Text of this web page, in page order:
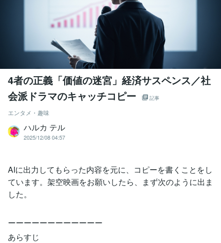
4者の正義「価値の迷宮」経済サスペンス／社
会派ドラマのキャッチコピー
記事
エンタメ・趣味
ハルカ テル
2025/12/08 04:57
AIに出力してもらった内容を元に、コピーを書くことをし
ています。架空映画をお願いしたら、まず次のように出ま
した。
ーーーーーーーーーーーー
あらすじ